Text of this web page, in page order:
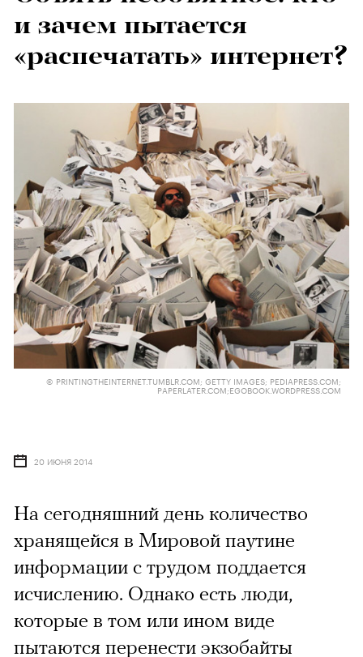
и зачем пытается
«распечатать» интернет?
© PRINTINGTHEINTERNET.TUMBLR.COM; GETTY IMAGES; PEDIAPRESS.COM;
PAPERLATER.COM;EGOBOOK.WORDPRESS.COM
20 ИЮНЯ 2014
На сегодняшний день количество
хранящейся в Мировой паутине
информации с трудом поддается
исчислению. Однако есть люди,
которые в том или ином виде
пытаются перенести экзобайты